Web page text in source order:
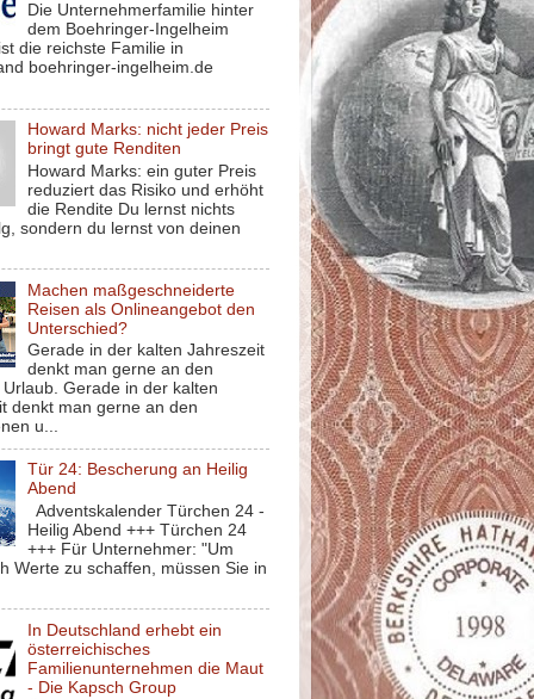
Die Unternehmerfamilie hinter
dem Boehringer-Ingelheim
die reichste Familie in
boehringer-ingelheim.de
Howard Marks: nicht jeder Preis
bringt gute Renditen
Howard Marks: ein guter Preis
reduziert das Risiko und erhöht
die Rendite Du lernst nichts
sondern du lernst von deinen
Machen maßgeschneiderte
Reisen als Onlineangebot den
Unterschied?
Gerade in der kalten Jahreszeit
denkt man gerne an den
Gerade in der kalten
denkt man gerne an den
u...
Tür 24: Bescherung an Heilig
Abend
Adventskalender Türchen 24 -
Heilig Abend +++ Türchen 24
+++ Für Unternehmer: "Um
Werte zu schaffen, müssen Sie in
In Deutschland erhebt ein
österreichisches
Familienunternehmen die Maut
- Die Kapsch Group